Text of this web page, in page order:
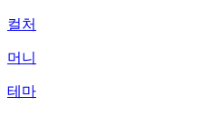
컬처
머니
테마